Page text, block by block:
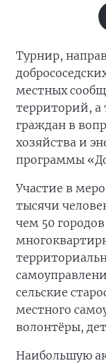
Турнир,
местных
территорий,
граждан в
хозяйства и
программы
Участие в
тысячи
чем 50
сельские
местного
волонтёры,
Наибольшую